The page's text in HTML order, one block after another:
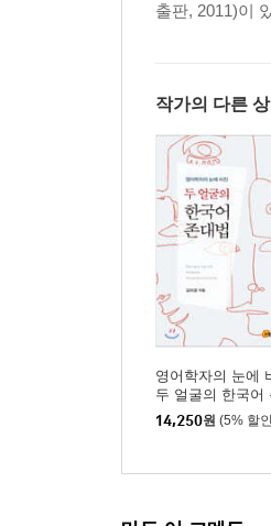
스웨덴의 쉬운 언
한국인을 위한 쉬운
part02 쉬운 영어 가
1. 쉬운 영어 글쓰기
쉬운 단어를 사용하
동사에 시제를 담아
여분의 단어를 줄여라
대명사를 사용하라
문장을 짧게 하라
능동문을 사용하라
긍정문을 사용하라
출판, 2011)이
작가의 다른
영어학자의 눈에
두 얼굴의 한국어
법
14,250원 (5% 할